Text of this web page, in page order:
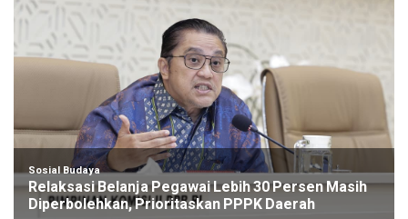
Sosial Budaya
Relaksasi Belanja Pegawai Lebih 30 Persen Masih
Diperbolehkan, Prioritaskan PPPK Daerah